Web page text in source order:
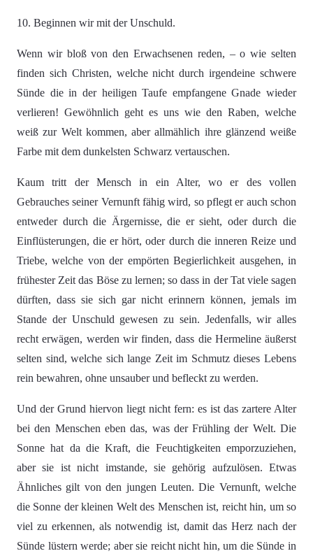
10. Beginnen wir mit der Unschuld.
Wenn wir bloß von den Erwachsenen reden, – o wie selten
finden sich Christen, welche nicht durch irgendeine schwere
Sünde die in der heiligen Taufe empfangene Gnade wieder
verlieren! Gewöhnlich geht es uns wie den Raben, welche
weiß zur Welt kommen, aber allmählich ihre glänzend weiße
Farbe mit dem dunkelsten Schwarz vertauschen.
Kaum tritt der Mensch in ein Alter, wo er des vollen
Gebrauches seiner Vernunft fähig wird, so pflegt er auch schon
entweder durch die Ärgernisse, die er sieht, oder durch die
Einflüsterungen, die er hört, oder durch die inneren Reize und
Triebe, welche von der empörten Begierlichkeit ausgehen, in
frühester Zeit das Böse zu lernen; so dass in der Tat viele sagen
dürften, dass sie sich gar nicht erinnern können, jemals im
Stande der Unschuld gewesen zu sein. Jedenfalls, wir alles
recht erwägen, werden wir finden, dass die Hermeline äußerst
selten sind, welche sich lange Zeit im Schmutz dieses Lebens
rein bewahren, ohne unsauber und befleckt zu werden.
Und der Grund hiervon liegt nicht fern: es ist das zartere Alter
bei den Menschen eben das, was der Frühling der Welt. Die
Sonne hat da die Kraft, die Feuchtigkeiten emporzuziehen,
aber sie ist nicht imstande, sie gehörig aufzulösen. Etwas
Ähnliches gilt von den jungen Leuten. Die Vernunft, welche
die Sonne der kleinen Welt des Menschen ist, reicht hin, um so
viel zu erkennen, als notwendig ist, damit das Herz nach der
Sünde lüstern werde; aber sie reicht nicht hin, um die Sünde in